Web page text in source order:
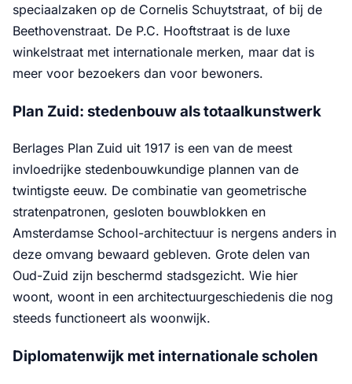
speciaalzaken op de Cornelis Schuytstraat, of bij de
Beethovenstraat. De P.C. Hooftstraat is de luxe
winkelstraat met internationale merken, maar dat is
meer voor bezoekers dan voor bewoners.
Plan Zuid: stedenbouw als totaalkunstwerk
Berlages Plan Zuid uit 1917 is een van de meest
invloedrijke stedenbouwkundige plannen van de
twintigste eeuw. De combinatie van geometrische
stratenpatronen, gesloten bouwblokken en
Amsterdamse School-architectuur is nergens anders in
deze omvang bewaard gebleven. Grote delen van
Oud-Zuid zijn beschermd stadsgezicht. Wie hier
woont, woont in een architectuurgeschiedenis die nog
steeds functioneert als woonwijk.
Diplomatenwijk met internationale scholen